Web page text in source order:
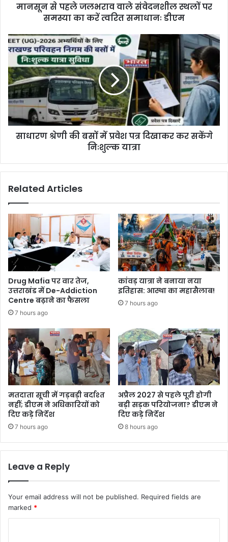
मानसून से पहले जलभराव वाले संवेदनशील स्थलों पर
समस्या का करें त्वरित समाधानः डीएम
साधारण श्रेणी की बसों में प्रवेश पत्र दिखाकर कर सकेंगे
निःशुल्क यात्रा
Related Articles
Drug Mafia पर वार तेज,
उत्तराखंड में De-Addiction
Centre बढ़ाने का फैसला
7 hours ago
कांवड़ यात्रा ने बनाया नया
इतिहास: आस्था का महासैलाब!
7 hours ago
मतदाता सूची में गड़बड़ी बर्दाश्त
नहीं; डीएम ने अधिकारियों को
दिए कड़े निर्देश
7 hours ago
अप्रैल 2027 से पहले पूरी होगी
बड़ी सड़क परियोजना? डीएम ने
दिए कड़े निर्देश
8 hours ago
Leave a Reply
Your email address will not be published. Required fields are
marked *